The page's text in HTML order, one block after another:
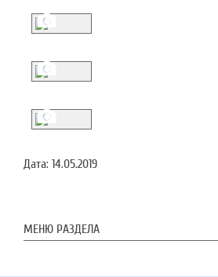
Дата: 14.05.2019
МЕНЮ РАЗДЕЛА